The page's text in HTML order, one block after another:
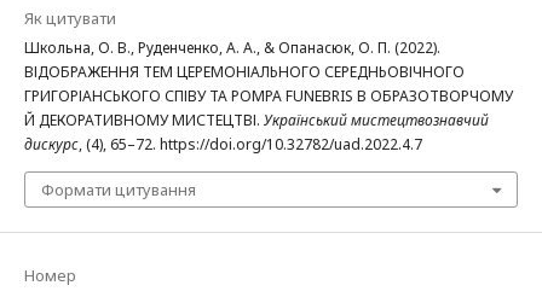
Як цитувати
Школьна, О. В., Руденченко, А. А., & Опанасюк, О. П. (2022).
ВІДОБРАЖЕННЯ ТЕМ ЦЕРЕМОНІАЛЬНОГО СЕРЕДНЬОВІЧНОГО
ГРИГОРІАНСЬКОГО СПІВУ ТА POMPA FUNEBRIS В ОБРАЗОТВОРЧОМУ
Й ДЕКОРАТИВНОМУ МИСТЕЦТВІ. Український мистецтвознавчий
дискурс, (4), 65–72. https://doi.org/10.32782/uad.2022.4.7
Формати цитування
Номер